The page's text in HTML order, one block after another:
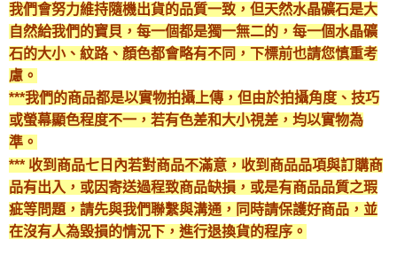
付款後門市自取
免運費
我們會努力維持隨機出貨的品質一致，但天然水晶礦石是大
自然給我們的寶貝，每一個都是獨一無二的，每一個水晶礦
石的大小、紋路、顏色都會略有不同，下標前也請您慎重考
慮。
***我們的商品都是以實物拍攝上傳，但由於拍攝角度、技巧
或螢幕顯色程度不一，若有色差和大小視差，均以實物為
準。
*** 收到商品七日內若對商品不滿意，收到商品品項與訂購商
品有出入，或因寄送過程致商品缺損，或是有商品品質之瑕
疵等問題，請先與我們聯繫與溝通，同時請保護好商品，並
在沒有人為毀損的情況下，進行退換貨的程序。